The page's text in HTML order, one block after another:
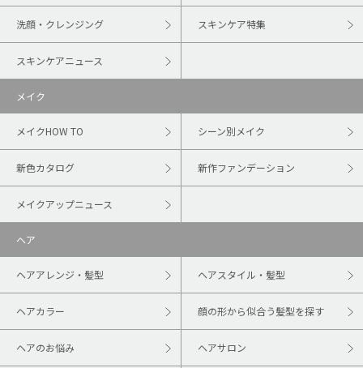
洗顔・クレンジング スキンケア特集
スキンケアニュース
メイク
メイクHOW TO シーン別メイク
新色カタログ 新作ファンデーション
メイクアップニュース
ヘア
ヘアアレンジ・髪型 ヘアスタイル・髪型
ヘアカラー 顔の形から似合う髪型を探す
ヘアのお悩み ヘアサロン